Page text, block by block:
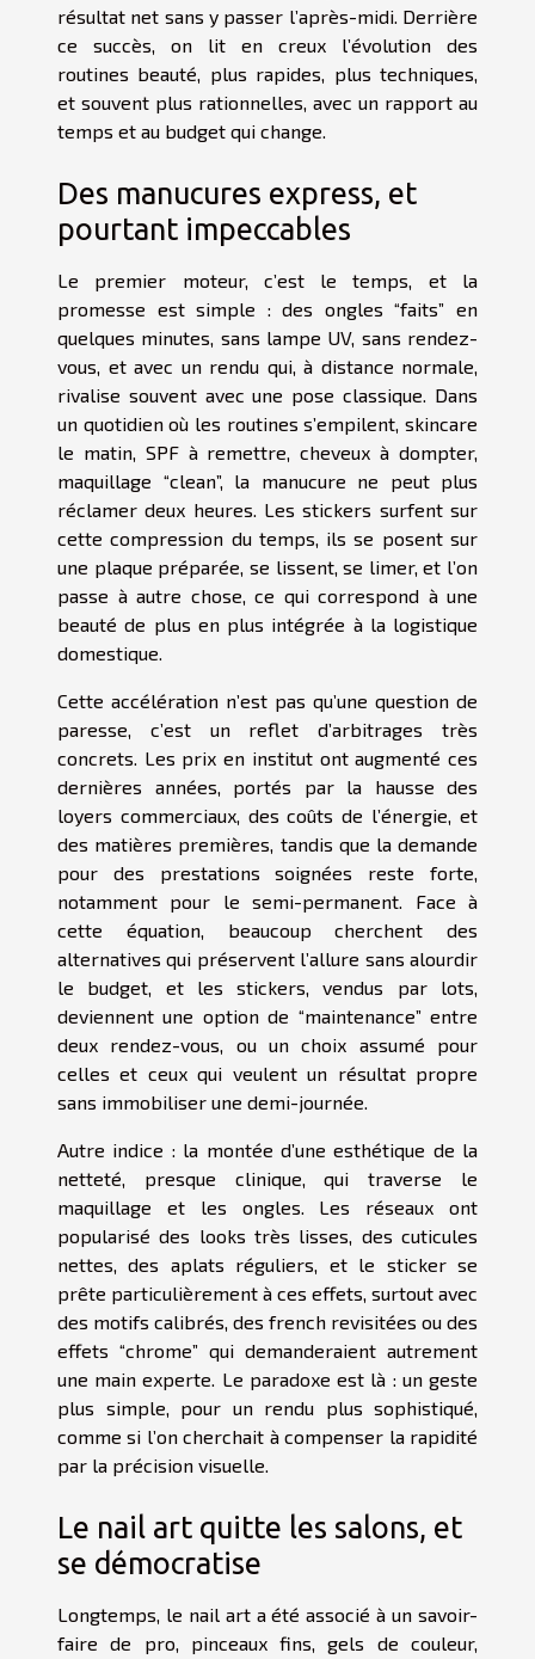
résultat net sans y passer l’après-midi. Derrière
ce succès, on lit en creux l’évolution des
routines beauté, plus rapides, plus techniques,
et souvent plus rationnelles, avec un rapport au
temps et au budget qui change.
Des manucures express, et
pourtant impeccables
Le premier moteur, c’est le temps, et la
promesse est simple : des ongles “faits” en
quelques minutes, sans lampe UV, sans rendez-
vous, et avec un rendu qui, à distance normale,
rivalise souvent avec une pose classique. Dans
un quotidien où les routines s’empilent, skincare
le matin, SPF à remettre, cheveux à dompter,
maquillage “clean”, la manucure ne peut plus
réclamer deux heures. Les stickers surfent sur
cette compression du temps, ils se posent sur
une plaque préparée, se lissent, se limer, et l’on
passe à autre chose, ce qui correspond à une
beauté de plus en plus intégrée à la logistique
domestique.
Cette accélération n’est pas qu’une question de
paresse, c’est un reflet d’arbitrages très
concrets. Les prix en institut ont augmenté ces
dernières années, portés par la hausse des
loyers commerciaux, des coûts de l’énergie, et
des matières premières, tandis que la demande
pour des prestations soignées reste forte,
notamment pour le semi-permanent. Face à
cette équation, beaucoup cherchent des
alternatives qui préservent l’allure sans alourdir
le budget, et les stickers, vendus par lots,
deviennent une option de “maintenance” entre
deux rendez-vous, ou un choix assumé pour
celles et ceux qui veulent un résultat propre
sans immobiliser une demi-journée.
Autre indice : la montée d’une esthétique de la
netteté, presque clinique, qui traverse le
maquillage et les ongles. Les réseaux ont
popularisé des looks très lisses, des cuticules
nettes, des aplats réguliers, et le sticker se
prête particulièrement à ces effets, surtout avec
des motifs calibrés, des french revisitées ou des
effets “chrome” qui demanderaient autrement
une main experte. Le paradoxe est là : un geste
plus simple, pour un rendu plus sophistiqué,
comme si l’on cherchait à compenser la rapidité
par la précision visuelle.
Le nail art quitte les salons, et
se démocratise
Longtemps, le nail art a été associé à un savoir-
faire de pro, pinceaux fins, gels de couleur,